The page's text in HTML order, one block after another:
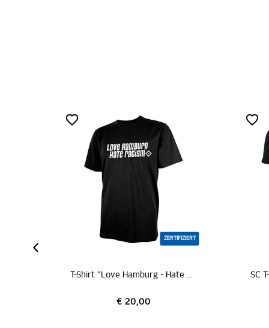
ZERTIFIZIERT
T-Shirt "Love Hamburg - Hate Racism"